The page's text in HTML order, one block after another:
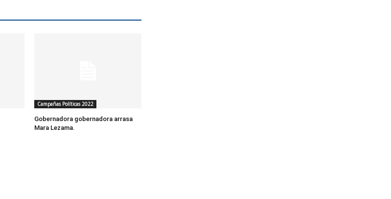
Campañas Políticas 2022
Gobernadora gobernadora arrasa
Mara Lezama.